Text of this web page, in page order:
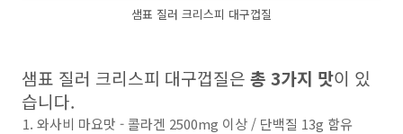
샘표 질러 크리스피 대구껍질
샘표 질러 크리스피 대구껍질은 총 3가지 맛이 있
습니다.
와사비 마요맛 - 콜라겐 2500mg 이상 / 단백질 13g 함유